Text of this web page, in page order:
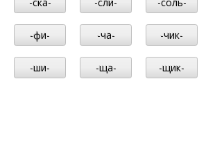
-фи- -ча- -чик-
-ши- -ща- -щик-